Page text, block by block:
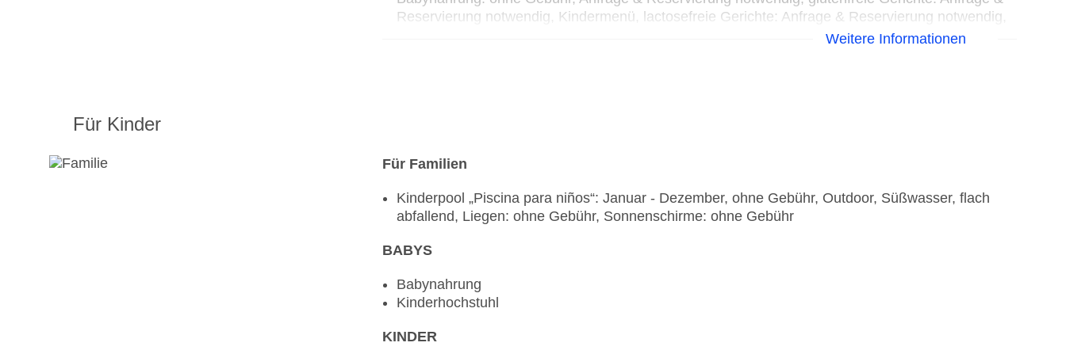
Reservierung notwendig, Kindermenü, lactosefreie Gerichte: Anfrage & Reservierung notwendig,
vegetarische Gerichte, Buffet, Showcooking, Anfrage & Reservierung nicht notwendig, gegen
Restaurant „SAKURA TEPPANYAKI“: ab 8 Jahre, Küche: asiatisch, mediterran, Sushi,
Januar - Dezember, mehrmals pro Woche 18:30 Uhr - 21:30 Uhr und 19:00 Uhr - 22:00 Uhr,
angemessene Kleidung erwünscht
Fisch/Meeresfrüchte, à la carte, Showcooking, Anfrage & Reservierung nicht notwendig, gegen
Kinderhochstuhl
Bars & mehr: 5
Inclusive inklusive
Weitere Informationen
Für Kinder
Für Familien
Kinderpool „Piscina para niños“: Januar - Dezember, ohne Gebühr, Outdoor, Süßwasser, flach
abfallend, Liegen: ohne Gebühr, Sonnenschirme: ohne Gebühr
BABYS
Babynahrung
Kinderhochstuhl
KINDER